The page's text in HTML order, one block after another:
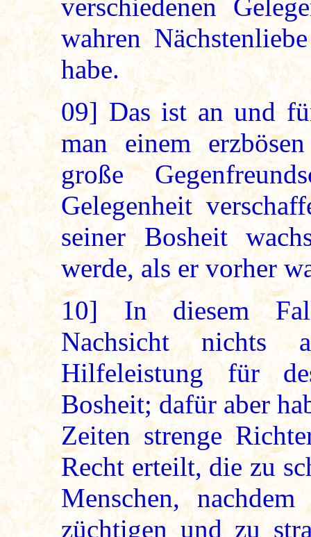
verschiedenen
wahren
habe.
09] Das ist an und
man einem
große
Gelegenheit
seiner Bosheit
werde, als er vorher
10] In diesem
Nachsicht nichts
Hilfeleistung für
Bosheit; dafür aber
Zeiten strenge
Recht erteilt, die zu
Menschen,
züchtigen und zu